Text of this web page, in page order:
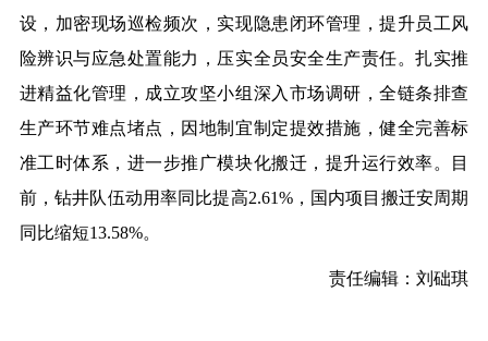
设，加密现场巡检频次，实现隐患闭环管理，提升员工风
险辨识与应急处置能力，压实全员安全生产责任。扎实推
进精益化管理，成立攻坚小组深入市场调研，全链条排查
生产环节难点堵点，因地制宜制定提效措施，健全完善标
准工时体系，进一步推广模块化搬迁，提升运行效率。目
前，钻井队伍动用率同比提高2.61%，国内项目搬迁安周期
同比缩短13.58%。
责任编辑：刘础琪